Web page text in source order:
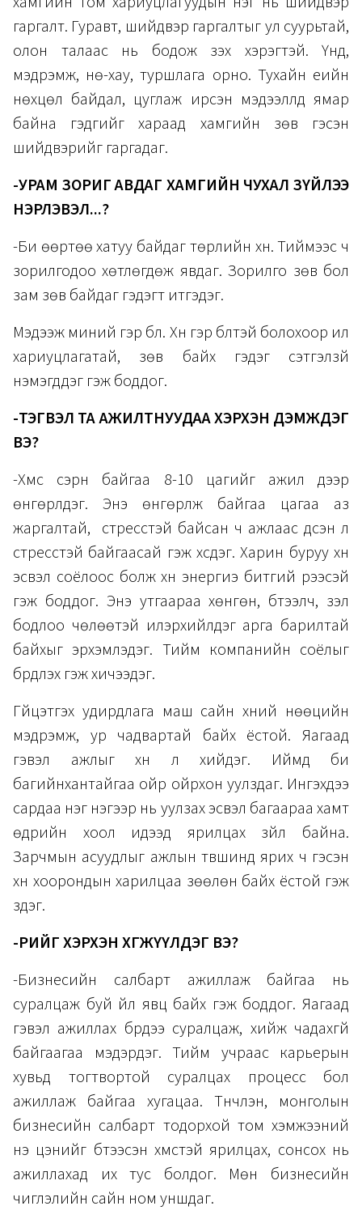
гаргалт. Гуравт, шийдвэр гаргалтыг ул суурьтай,
олон талаас нь бодож үзэх хэрэгтэй. Үүнд,
мэдрэмж, нөү-хау, туршлага орно. Тухайн үеийн
нөхцөл байдал, цуглаж ирсэн мэдээллүүд ямар
байна гэдгийг хараад хамгийн зөв гэсэн
шийдвэрийг гаргадаг.
-УРАМ ЗОРИГ АВДАГ ХАМГИЙН ЧУХАЛ ЗҮЙЛЭЭ
НЭРЛЭВЭЛ...?
-Би өөртөө хатуу байдаг төрлийн хүн. Тиймээс ч
зорилгодоо хөтлөгдөж явдаг. Зорилго зөв бол
зам зөв байдаг гэдэгт итгэдэг.
Мэдээж миний гэр бүл. Хүн гэр бүлтэй болохоор илүү
хариуцлагатай, зөв байх гэдэг сэтгэлзүй
нэмэгддэг гэж боддог.
-ТЭГВЭЛ ТА АЖИЛТНУУДАА ХЭРХЭН ДЭМЖДЭГ
ВЭ?
-Хүмүүс сэрүүн байгаа 8-10 цагийг ажил дээр
өнгөрүүлдэг. Энэ өнгөрүүлж байгаа цагаа аз
жаргалтай, стресстэй байсан ч ажлаас үүдсэн л
стресстэй байгаасай гэж хүсдэг. Харин буруу хүн
эсвэл соёлоос болж хүн энергиэ битгий үрээсэй
гэж боддог. Энэ утгаараа хөнгөн, бүтээлч, үзэл
бодлоо чөлөөтэй илэрхийлдэг арга барилтай
байхыг эрхэмлэдэг. Тийм компанийн соёлыг
бүрдүүлэх гэж хичээдэг.
Гүйцэтгэх удирдлага маш сайн хүний нөөцийн
мэдрэмж, ур чадвартай байх ёстой. Яагаад
гэвэл ажлыг хүн л хийдэг. Иймд би
багийнхантайгаа ойр ойрхон уулздаг. Ингэхдээ
сардаа нэг нэгээр нь уулзах эсвэл багаараа хамт
өдрийн хоол идээд ярилцах зүйл байна.
Зарчмын асуудлыг ажлын түвшинд ярих ч гэсэн
хүн хоорондын харилцаа зөөлөн байх ёстой гэж
үздэг.
-ӨӨРИЙГӨӨ ХЭРХЭН ХӨГЖҮҮЛДЭГ ВЭ?
-Бизнесийн салбарт ажиллаж байгаа нь
суралцаж буй үйл явц байх гэж боддог. Яагаад
гэвэл ажиллах бүрдээ суралцаж, хийж чадахгүй
байгаагаа мэдэрдэг. Тийм учраас карьерын
хувьд тогтвортой суралцах процесс бол
ажиллаж байгаа хугацаа. Түүнчлэн, монголын
бизнесийн салбарт тодорхой том хэмжээний
үнэ цэнийг бүтээсэн хүмүүстэй ярилцах, сонсох нь
ажиллахад их тус болдог. Мөн бизнесийн
чиглэлийн сайн ном уншдаг.